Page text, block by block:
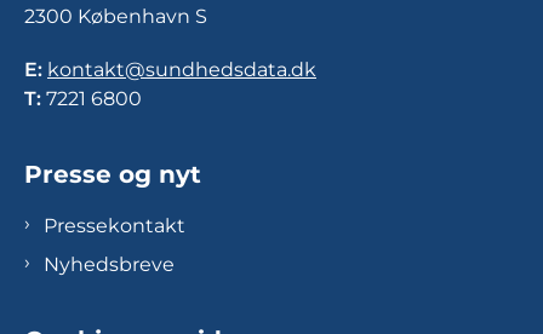
2300 København S
E: kontakt@sundhedsdata.dk
T: 7221 6800
Presse og nyt
Pressekontakt
Nyhedsbreve